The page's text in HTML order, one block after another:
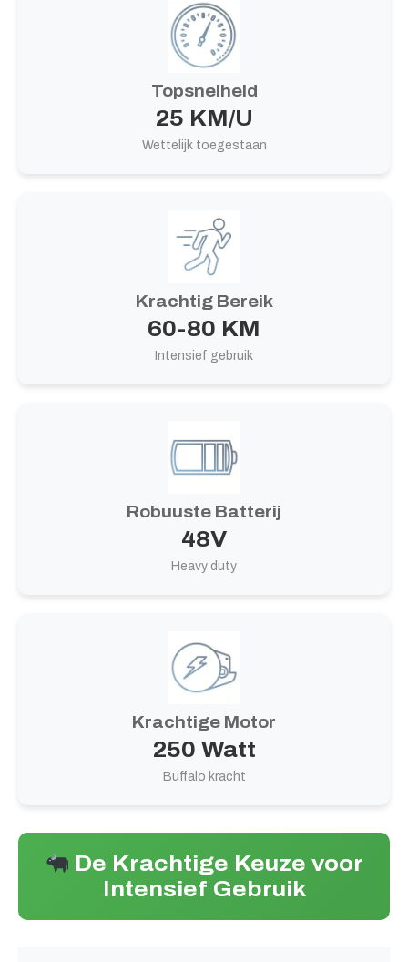
Topsnelheid
25 KM/U
Wettelijk toegestaan
Krachtig Bereik
60-80 KM
Intensief gebruik
Robuuste Batterij
48V
Heavy duty
Krachtige Motor
250 Watt
Buffalo kracht
De Krachtige Keuze voor
Intensief Gebruik